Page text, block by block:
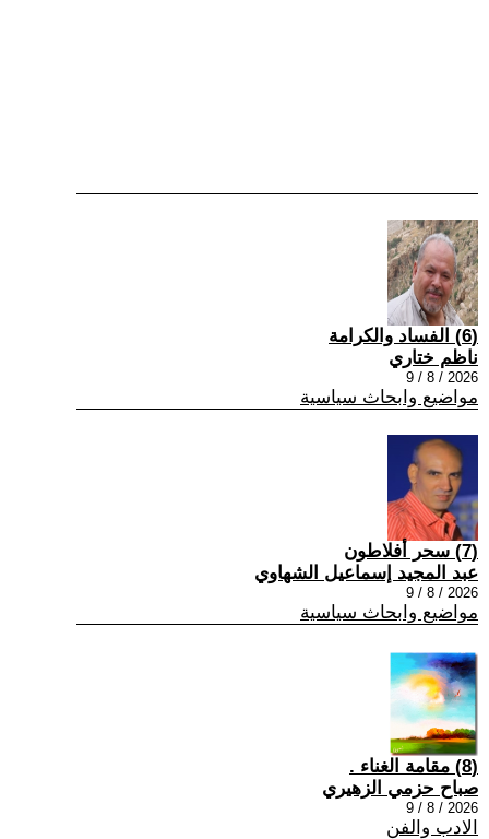
(6) الفساد والكرامة
ناظم ختاري
2026 / 8 / 9
مواضيع وابحاث سياسية
(7) سحر أفلاطون
عبد المجيد إسماعيل الشهاوي
2026 / 8 / 9
مواضيع وابحاث سياسية
(8) مقامة الغناء .
صباح حزمي الزهيري
2026 / 8 / 9
الادب والفن